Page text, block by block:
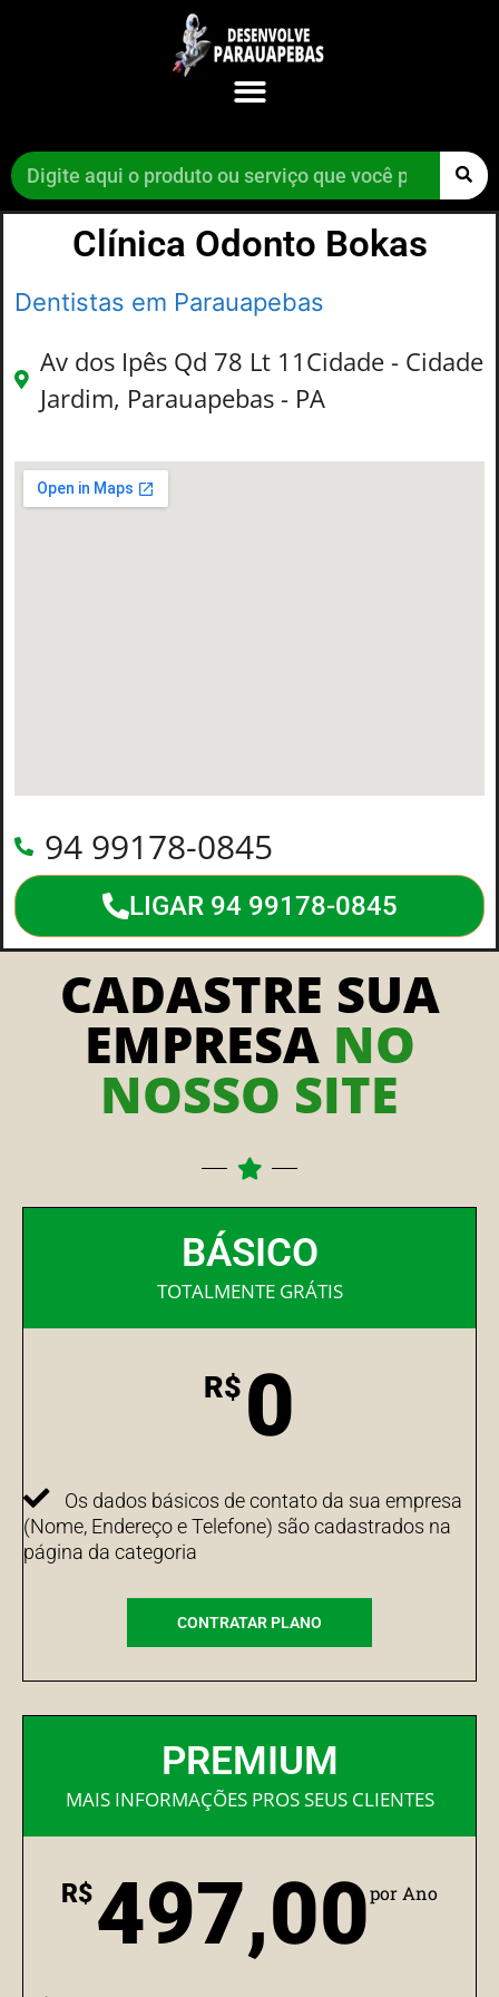
Clínica Odonto Bokas
Dentistas em Parauapebas
Av dos Ipês Qd 78 Lt 11Cidade - Cidade
Jardim, Parauapebas - PA
94 99178-0845
LIGAR 94 99178-0845
CADASTRE SUA
EMPRESA NO
NOSSO SITE
BÁSICO
TOTALMENTE GRÁTIS
R$ 0
Os dados básicos de contato da sua empresa
(Nome, Endereço e Telefone) são cadastrados na
página da categoria
CONTRATAR PLANO
PREMIUM
MAIS INFORMAÇÕES PROS SEUS CLIENTES
R$497,00por Ano